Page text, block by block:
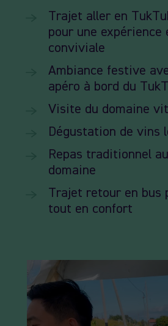
Trajet aller en
pour une expérience
conviviale
Ambiance festive
apéro à bord du
Visite du domaine
Dégustation de vins
Repas traditionnel
domaine
Trajet retour en bus
tout en confort
Lecteur
vidéo